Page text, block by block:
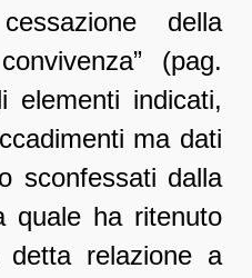
della
(pag.
elementi indicati,
ma dati
sconfessati dalla
quale ha ritenuto
relazione a